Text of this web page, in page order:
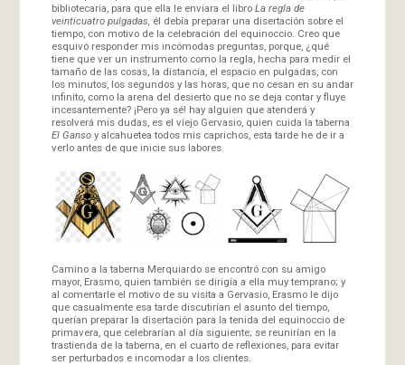
bibliotecaria, para que ella le enviara el libro La regla de
veinticuatro pulgadas, él debía preparar una disertación sobre el
tiempo, con motivo de la celebración del equinoccio. Creo que
esquivó responder mis incómodas preguntas, porque, ¿qué
tiene que ver un instrumento como la regla, hecha para medir el
tamaño de las cosas, la distancia, el espacio en pulgadas, con
los minutos, los segundos y las horas, que no cesan en su andar
infinito, como la arena del desierto que no se deja contar y fluye
incesantemente? ¡Pero ya sé! hay alguien que atenderá y
resolverá mis dudas, es el viejo Gervasio, quien cuida la taberna
El Gansoy alcahuetea todos mis caprichos, esta tarde he de ir a
verlo antes de que inicie sus labores.
Camino a la taberna Merquiardo se encontró con su amigo
mayor, Erasmo, quien también se dirigía a ella muy temprano; y
al comentarle el motivo de su visita a Gervasio, Erasmo le dijo
que casualmente esa tarde discutirían el asunto del tiempo,
querían preparar la disertación para la tenida del equinoccio de
primavera, que celebrarían al día siguiente; se reunirían en la
trastienda de la taberna, en el cuarto de reflexiones, para evitar
ser perturbados e incomodar a los clientes.